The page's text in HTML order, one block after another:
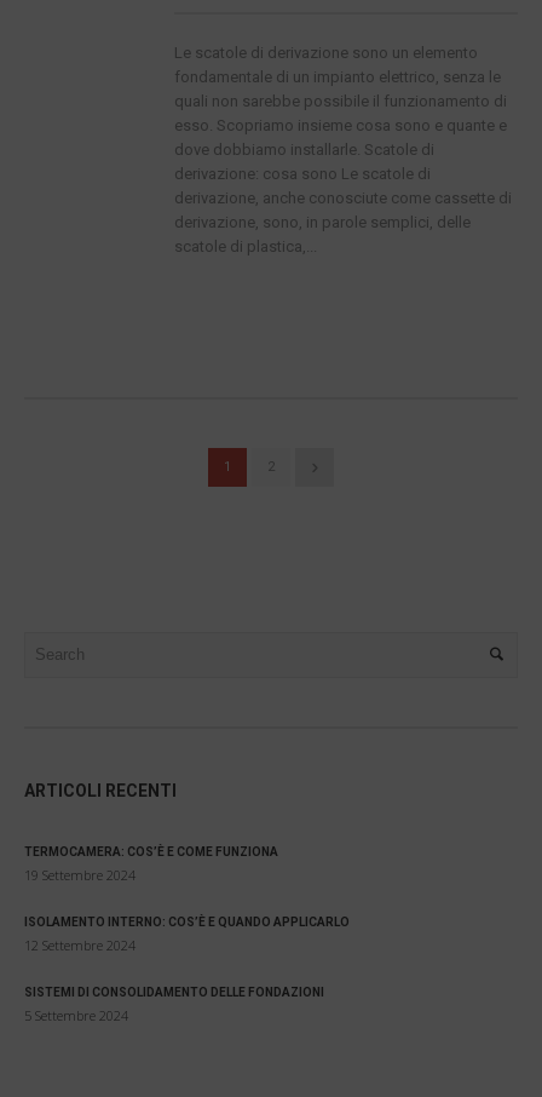
Le scatole di derivazione sono un elemento
fondamentale di un impianto elettrico, senza le
quali non sarebbe possibile il funzionamento di
esso. Scopriamo insieme cosa sono e quante e
dove dobbiamo installarle. Scatole di
derivazione: cosa sono Le scatole di
derivazione, anche conosciute come cassette di
derivazione, sono, in parole semplici, delle
scatole di plastica,...
1 2
ARTICOLI RECENTI
TERMOCAMERA: COS’È E COME FUNZIONA
19 Settembre 2024
ISOLAMENTO INTERNO: COS’È E QUANDO APPLICARLO
12 Settembre 2024
SISTEMI DI CONSOLIDAMENTO DELLE FONDAZIONI
5 Settembre 2024